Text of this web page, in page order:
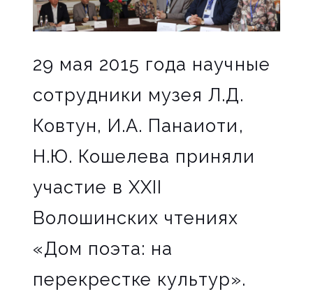
29 мая 2015 года научные
сотрудники музея Л.Д.
Ковтун, И.А. Панаиоти,
Н.Ю. Кошелева приняли
участие в XXII
Волошинских чтениях
«Дом поэта: на
перекрестке культур».